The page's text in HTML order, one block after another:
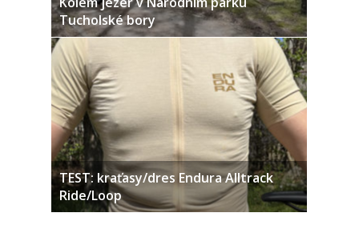
Tucholské bory
TEST: kraťasy/dres Endura Alltrack
Ride/Loop